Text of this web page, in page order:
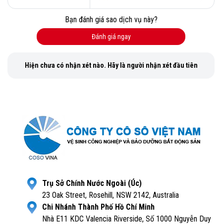
Bạn đánh giá sao dịch vụ này?
Đánh giá ngay
Hiện chưa có nhận xét nào. Hãy là người nhận xét đầu tiên
Trụ Sở Chính Nước Ngoài (Úc)
23 Oak Street, Rosehill, NSW 2142, Australia
Chi Nhánh Thành Phố Hồ Chí Minh
Nhà E11 KDC Valencia Riverside, Số 1000 Nguyễn Duy